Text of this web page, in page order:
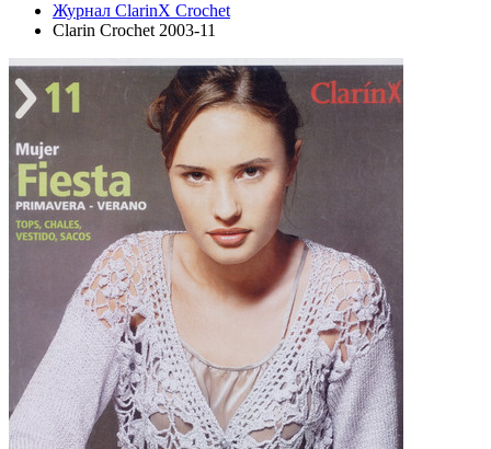
Журнал ClarinX Crochet
Clarin Crochet 2003-11